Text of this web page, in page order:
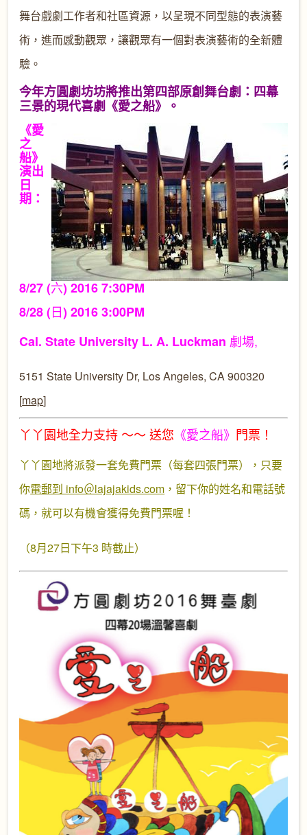
舞台戲劇工作者和社區資源，以呈現不同型態的表演藝
術，進而感動觀眾，讓觀眾有一個對表演藝術的全新體
驗。
今年方圓劇坊坊將推出第四部原創舞台劇：四幕
三景的現代喜劇《愛之船》。
《愛
之
船》
演出
日
期：
8/27 (六) 2016 7:30PM
8/28 (日) 2016 3:00PM
Cal. State University L. A. Luckman 劇場,
5151 State University Dr, Los Angeles, CA 900320
[map]
丫丫園地全力支持 ～～ 送您 《愛之船》 門票！
丫丫園地將派發一套免費門票（每套四張門票），只要
你電郵到 info＠lajajakids.com ，留下你的姓名和電話號
碼，就可以有機會獲得免費門票喔！
（8月27日下午3 時截止）